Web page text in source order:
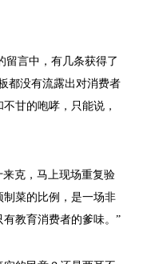
留言中，有几条获得了
都没有流露出对消费者
甘的咆哮，只能说，
克，马上现场重复验
菜的比例，是一场非
教育消费者的爹味。”